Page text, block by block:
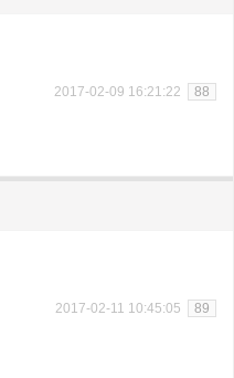
2017-02-09 16:21:22 88
2017-02-11 10:45:05 89